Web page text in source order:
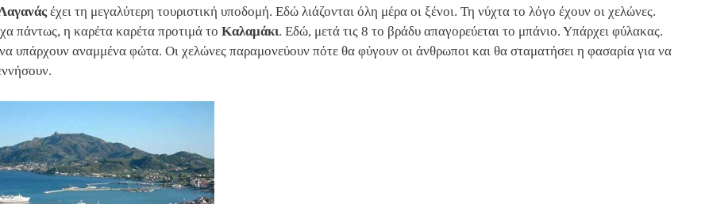
έχει τη μεγαλύτερη τουριστική υποδομή. Εδώ λιάζονται όλη μέρα οι ξένοι. Τη νύχτα το λόγο έχουν οι χελώνες.
πάντως, η καρέτα καρέτα προτιμά το Καλαμάκι. Εδώ, μετά τις 8 το βράδυ απαγορεύεται το μπάνιο. Υπάρχει φύλακας.
υπάρχουν αναμμένα φώτα. Οι χελώνες παραμονεύουν πότε θα φύγουν οι άνθρωποι και θα σταματήσει η φασαρία για να